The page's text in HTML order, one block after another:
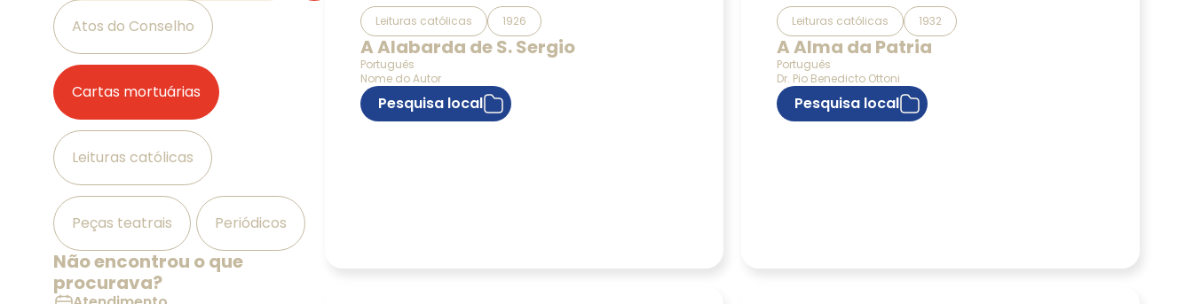
Atos do Conselho
Cartas mortuárias
Leituras católicas
Peças teatrais Periódicos
Não encontrou o que
procurava?
Leituras católicas 1926
A Alabarda de S. Sergio
Português
Nome do Autor
Pesquisa local
Leituras católicas 1932
A Alma da Patria
Português
Dr. Pio Benedicto Ottoni
Pesquisa local